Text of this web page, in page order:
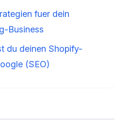
fuer dein
Business
du deinen Shopify-
(SEO)